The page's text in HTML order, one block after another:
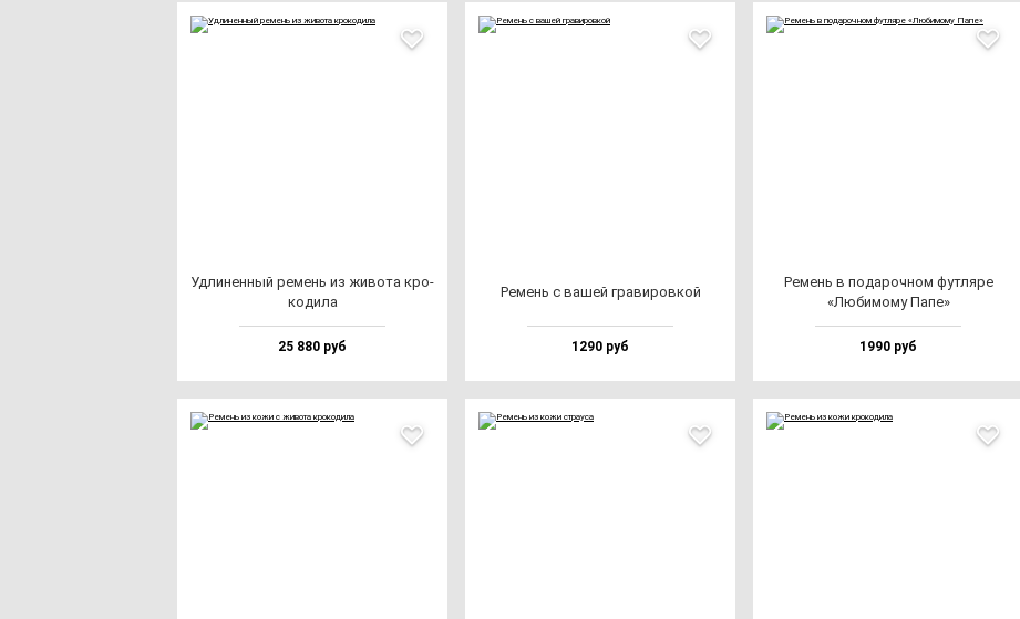
Удли­нен­ный ре­мень из жи­во­та кро­
ко­ди­ла
25 880 руб
Ремень с ва­шей гра­ви­ров­кой
1290 руб
Ремень в по­да­роч­ном фут­ля­ре
«Люби­мо­му Папе»
1990 руб